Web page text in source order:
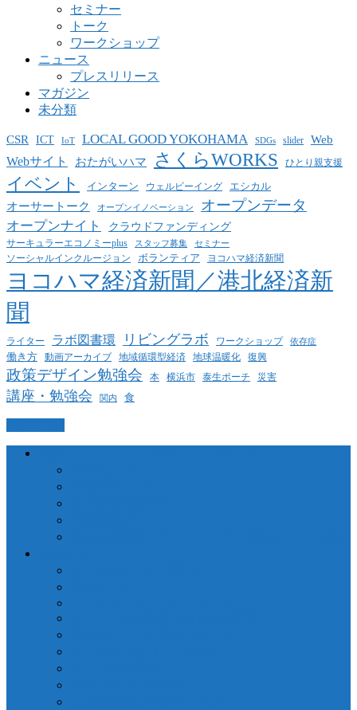
セミナー
トーク
ワークショップ
ニュース
プレスリリース
マガジン
未分類
CSR ICT IoT LOCAL GOOD YOKOHAMA SDGs slider Web
Webサイト おたがいハマ さくらWORKS ひとり親支援
イベント インターン ウェルビーイング エシカル
オーサートーク オープンイノベーション オープンデータ
オープンナイト クラウドファンディング
サーキュラーエコノミーplus スタッフ募集 セミナー
ソーシャルインクルージョン ボランティア ヨコハマ経済新聞
ヨコハマ経済新聞／港北経済新
聞
ライター ラボ図書環 リビングラボ ワークショップ 依存症
働き方 動画アーカイブ 地域循環型経済 地球温暖化 復興
政策デザイン勉強会 本 横浜市 泰生ポーチ 災害
講座・勉強会 関内 食